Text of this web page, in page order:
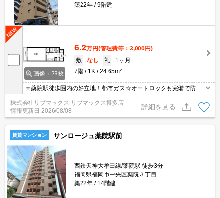
築22年
9階建
画像：23枚
6.2万円(管理費等：3,000円)
敷
なし 礼
1ヶ月
7階
1K 24.65m²
☆薬院駅徒歩圏内の好立地！都市ガス☆オートロックも完備で防犯
面も安心☆
株式会社リブマックス リブマックス博多店
情報更新日 2026/08/08
詳細を見る
賃貸マンション サンロージュ薬院駅前
西鉄天神大牟田線/薬院駅 徒歩3分
福岡県福岡市中央区薬院３丁目
築22年
14階建